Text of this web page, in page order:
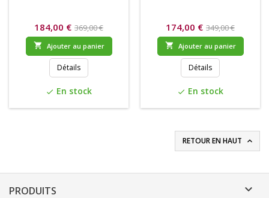
184,00 € 369,00 €
 Ajouter au panier
Détails
check En stock
174,00 € 349,00 €
 Ajouter au panier
Détails
check En stock
RETOUR EN HAUT 
PRODUITS 